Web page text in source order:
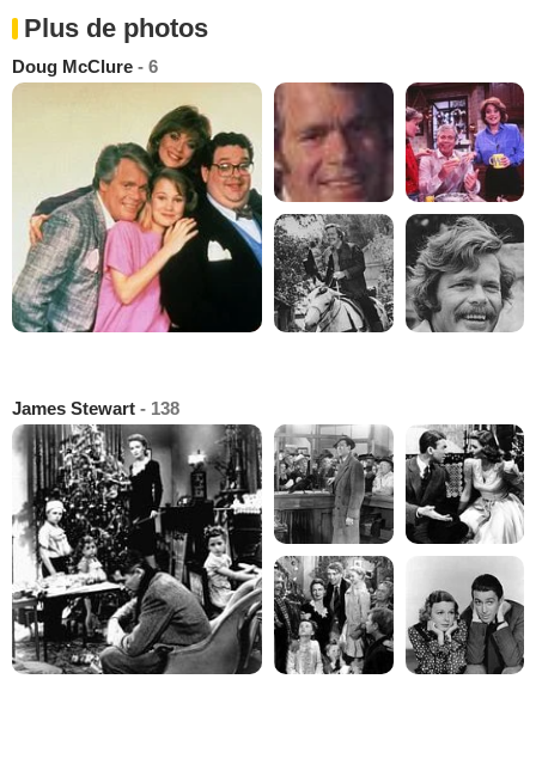
Plus de photos
Doug McClure - 6
James Stewart - 138